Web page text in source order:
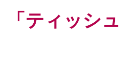
「ティッシュ